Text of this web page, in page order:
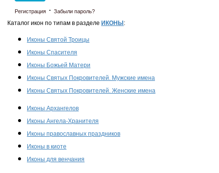
Регистрация · Забыли пароль?
Каталог икон по типам в разделе ИКОНЫ :
Иконы Святой Троицы
Иконы Спасителя
Иконы Божьей Матери
Иконы Святых Покровителей. Мужские имена
Иконы Святых Покровителей. Женские имена
Иконы Архангелов
Иконы Ангела-Хранителя
Иконы православных праздников
Иконы в киоте
Иконы для венчания